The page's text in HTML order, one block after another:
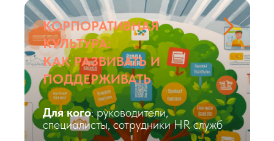
КОРПОРАТИВНАЯ
КУЛЬТУРА:
КАК РАЗВИВАТЬ И
ПОДДЕРЖИВАТЬ
Для кого: руководители,
специалисты, сотрудники HR служб